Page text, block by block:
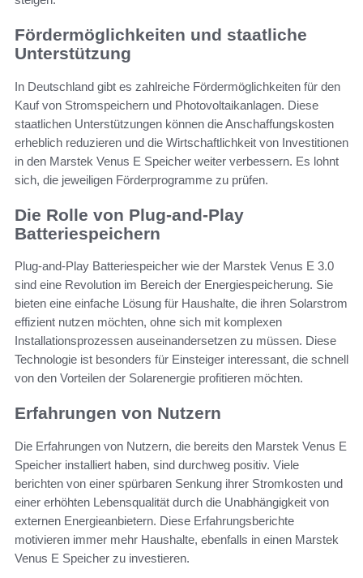
Fördermöglichkeiten und staatliche
Unterstützung
In Deutschland gibt es zahlreiche Fördermöglichkeiten für den
Kauf von Stromspeichern und Photovoltaikanlagen. Diese
staatlichen Unterstützungen können die Anschaffungskosten
erheblich reduzieren und die Wirtschaftlichkeit von Investitionen
in den Marstek Venus E Speicher weiter verbessern. Es lohnt
sich, die jeweiligen Förderprogramme zu prüfen.
Die Rolle von Plug-and-Play
Batteriespeichern
Plug-and-Play Batteriespeicher wie der Marstek Venus E 3.0
sind eine Revolution im Bereich der Energiespeicherung. Sie
bieten eine einfache Lösung für Haushalte, die ihren Solarstrom
effizient nutzen möchten, ohne sich mit komplexen
Installationsprozessen auseinandersetzen zu müssen. Diese
Technologie ist besonders für Einsteiger interessant, die schnell
von den Vorteilen der Solarenergie profitieren möchten.
Erfahrungen von Nutzern
Die Erfahrungen von Nutzern, die bereits den Marstek Venus E
Speicher installiert haben, sind durchweg positiv. Viele
berichten von einer spürbaren Senkung ihrer Stromkosten und
einer erhöhten Lebensqualität durch die Unabhängigkeit von
externen Energieanbietern. Diese Erfahrungsberichte
motivieren immer mehr Haushalte, ebenfalls in einen Marstek
Venus E Speicher zu investieren.